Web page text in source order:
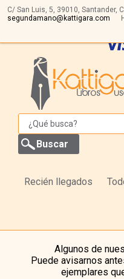
C/ San Luis, 5, 39010, Santander,
segundamano@kattigara.com
Recién llegados
Algunos de
Puede avisarnos
ejemplares